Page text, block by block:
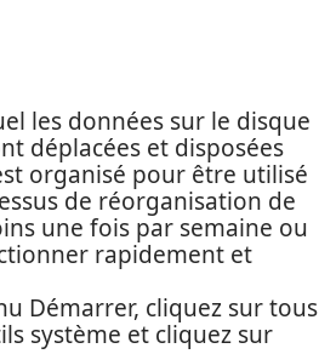
les données sur le disque
déplacées et disposées
organisé pour être utilisé
de réorganisation de
une fois par semaine ou
rapidement et
Démarrer, cliquez sur tous
système et cliquez sur